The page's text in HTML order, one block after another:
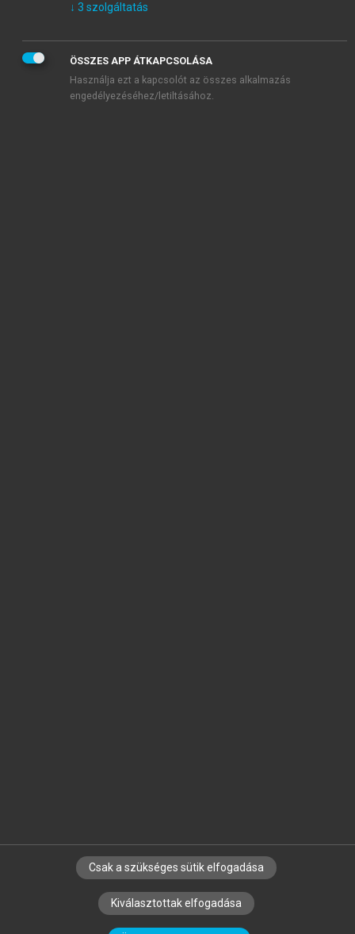
KIPRÓBÁLOM
SZERZŐKNEK CÉGEKNEK KÖNYVTÁROSOKNAK
SZERKESZTÉSI ÉS LEKTORÁLÁSI ALAPELVEK
↓ 3 szolgáltatás
ÖSSZES APP ÁTKAPCSOLÁSA
Használja ezt a kapcsolót az összes alkalmazás
engedélyezéséhez/letiltásához.
Csak a szükséges sütik elfogadása
Kiválasztottak elfogadása